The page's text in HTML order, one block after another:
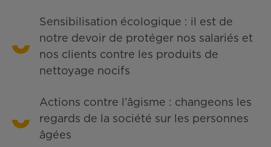
Sensibilisation écologique : il est de
notre devoir de protéger nos salariés et
nos clients contre les produits de
nettoyage nocifs
Actions contre l’âgisme : changeons les
regards de la société sur les personnes
âgées